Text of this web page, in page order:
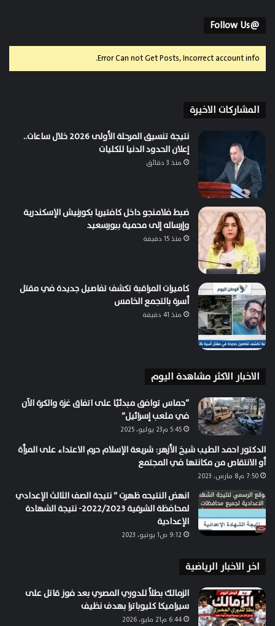
@Follow Us
Error Can not Get Posts, Incorrect account info.
المشاركات الاخيرة
نتيجة تنسيق المرحلة الأولى 2026 خلال ساعات..
إعلان الحدود الدنيا للكليات
منذ 3 دقائق
ضبط فلامنجو داخل كافتيريا بكورنيش الإسكندرية
وإرساله إلى محمية ببورسعيد
منذ 15 دقيقة
كاميرات المراقبة تكشف تفاصيل جديدة في مقتل
أسرة بالتجمع الخامس
منذ 41 دقيقة
الاخبار الاكثر مشاهدة اليوم
“حماس توافق مبدئيًا على اتفاق غزة والكرة الآن
في ملعب إسرائيل”
5:45 م23 يوليو، 2025
الدكتور احمد الطيب شيخ الأزهر: شريعة الإسلام حرم الاعتداء على المرأة
أو الانتقاص من مكانتها في المجتمع
7:50 م8 مارس، 2023
انهض النتيحه ظهرت ” نتيجة الصف الثالث الإعدادي
لمحافظة الشرقية 2022/2023- نتيجة الشهادة
الإعدادية
9:12 ص1 يونيو، 2023
اخر الاخبار الرياضية
الزمالك بطلاً للدوري المصري بعد فوز قاتل على
سيراميكا كليوباترا بهدف نظيف
6:44 م21 مايو، 2026